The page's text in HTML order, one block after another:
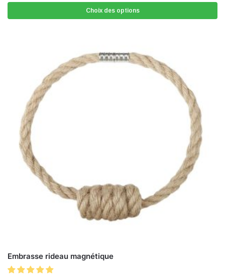
Choix des options
Embrasse rideau magnétique